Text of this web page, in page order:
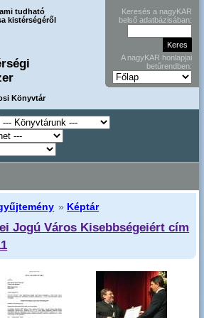
tudható
kistérségéről
Könyvtár
Keresés a nagyKAR
belső adatbázisában:
A nagyKAR honlapjai
betűrendben:
» Képtár
Jogú Város Kisebbségeiért cím